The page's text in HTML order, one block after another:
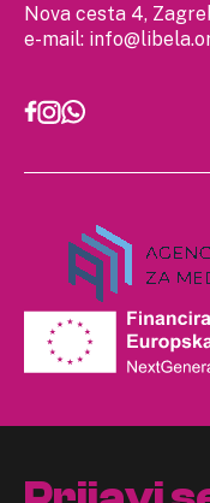
Nova cesta 4,
e-mail: